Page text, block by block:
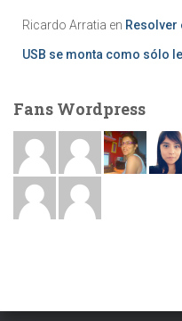
Ricardo Arratia en Resolver
USB se monta como sólo
Fans Wordpress